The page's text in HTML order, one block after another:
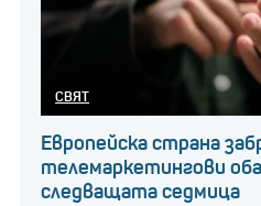
СВЯТ
Европейска страна
телемаркетингови
следващата седмица